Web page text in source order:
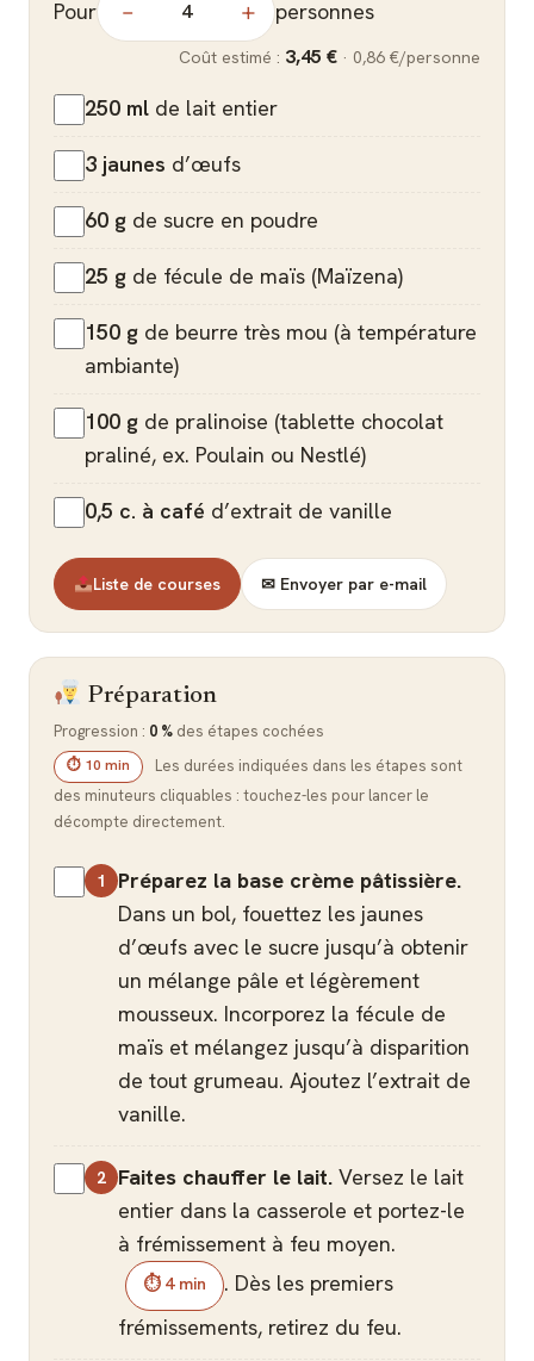
Pour − + personnes
Coût estimé : 3,45 € · 0,86 €/personne
250 ml de lait entier
3 jaunes d’œufs
60 g de sucre en poudre
25 g de fécule de maïs (Maïzena)
150 g de beurre très mou (à température
ambiante)
100 g de pralinoise (tablette chocolat
praliné, ex. Poulain ou Nestlé)
0,5 c. à café d’extrait de vanille
Liste de courses ✉ Envoyer par e-mail
Préparation
Progression : 0 % des étapes cochées
⏱ 10 min
Les durées indiquées dans les étapes sont
des minuteurs cliquables : touchez-les pour lancer le
décompte directement.
Préparez la base crème pâtissière.
Dans un bol, fouettez les jaunes
d’œufs avec le sucre jusqu’à obtenir
un mélange pâle et légèrement
mousseux. Incorporez la fécule de
maïs et mélangez jusqu’à disparition
de tout grumeau. Ajoutez l’extrait de
vanille.
Faites chauffer le lait. Versez le lait
entier dans la casserole et portez-le
à frémissement à feu moyen.
⏱ 4 min
. Dès les premiers
frémissements, retirez du feu.